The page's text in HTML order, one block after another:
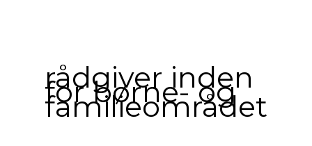
rådgiver inden
for børne- og
familieområdet